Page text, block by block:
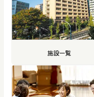
施設一覧